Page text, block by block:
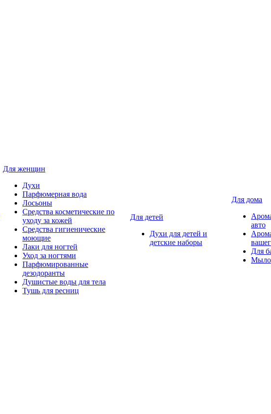
Для женщин
Духи
Парфюмерная вода
Лосьоны
Средства косметические по
уходу за кожей
Средства гигиенические
моющие
Лаки для ногтей
Уход за ногтями
Парфюмированные
дезодоранты
Душистые воды для тела
Тушь для ресниц
Для детей
Духи для детей и
детские наборы
Для дома
авто
Для
Мыло